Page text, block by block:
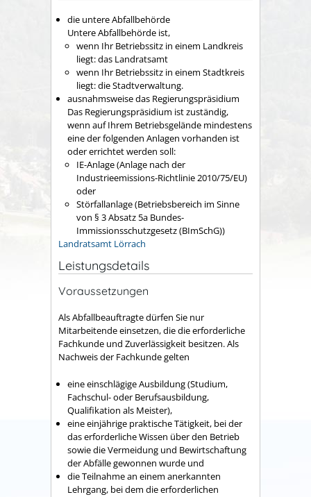
die untere Abfallbehörde
Untere Abfallbehörde ist,
wenn Ihr Betriebssitz in einem Landkreis
liegt: das Landratsamt
wenn Ihr Betriebssitz in einem Stadtkreis
liegt: die Stadtverwaltung.
ausnahmsweise das Regierungspräsidium
Das Regierungspräsidium ist zuständig,
wenn auf Ihrem Betriebsgelände mindestens
eine der folgenden Anlagen vorhanden ist
oder errichtet werden soll:
IE-Anlage (Anlage nach der
Industrieemissions-Richtlinie 2010/75/EU)
oder
Störfallanlage (Betriebsbereich im Sinne
von § 3 Absatz 5a Bundes-
Immissionsschutzgesetz (BImSchG))
Landratsamt Lörrach
Leistungsdetails
Voraussetzungen
Als Abfallbeauftragte dürfen Sie nur
Mitarbeitende einsetzen, die die erforderliche
Fachkunde und Zuverlässigkeit besitzen.Als
Nachweis der Fachkunde gelten
eine einschlägige Ausbildung (Studium,
Fachschul- oder Berufsausbildung,
Qualifikation als Meister),
eine einjährige praktische Tätigkeit, bei der
das erforderliche Wissen über den Betrieb
sowie die Vermeidung und Bewirtschaftung
der Abfälle gewonnen wurde und
die Teilnahme an einem anerkannten
Lehrgang, bei dem die erforderlichen